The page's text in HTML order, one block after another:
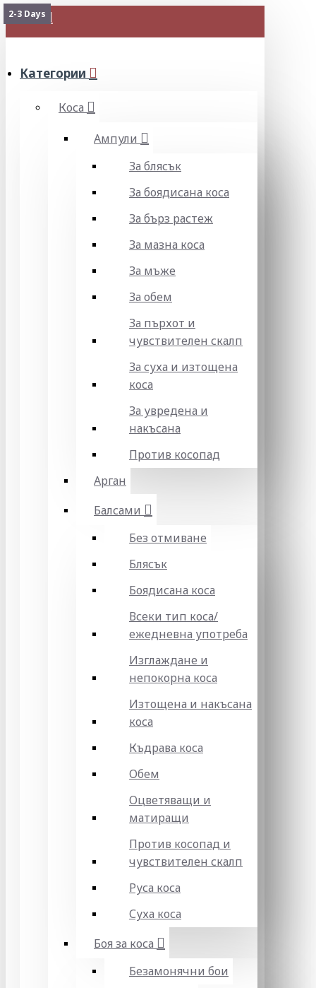
МЕНЮ
Категории
Коса
Ампули
За блясък
За боядисана коса
За бърз растеж
За мазна коса
За мъже
За обем
За пърхот и
чувствителен скалп
За суха и изтощена
коса
За увредена и
накъсана
Против косопад
Арган
Балсами
Без отмиване
Блясък
Боядисана коса
Всеки тип коса/
ежедневна употреба
Изглаждане и
непокорна коса
Изтощена и накъсана
коса
Къдрава коса
Обем
Оцветяващи и
матиращи
Против косопад и
чувствителен скалп
Руса коса
Суха коса
Боя за коса
Безамонячни бои
2-3 Days